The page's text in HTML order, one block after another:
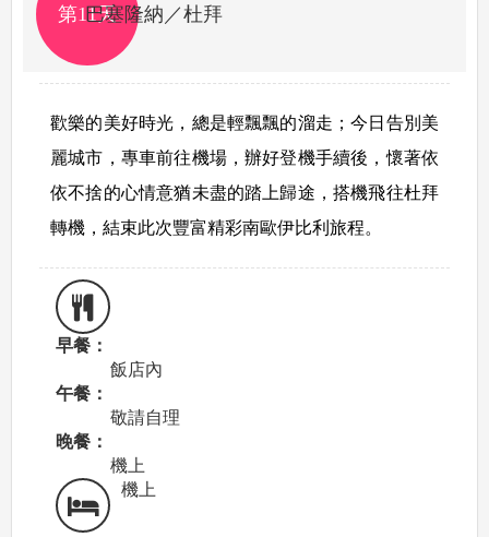
第11天
巴塞隆納／杜拜
歡樂的美好時光，總是輕飄飄的溜走；今日告別美
麗城市，專車前往機場，辦好登機手續後，懷著依
依不捨的心情意猶未盡的踏上歸途，搭機飛往杜拜
轉機， 結束此次豐富精彩南歐伊比利旅程。
早餐：
飯店內
午餐：
敬請自理
晚餐：
機上
機上